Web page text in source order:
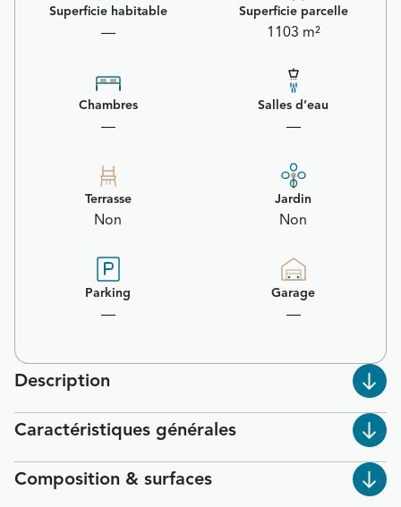
Superficie habitable
—
Superficie parcelle
1103 m²
Chambres
—
Salles d’eau
—
Terrasse
Non
Jardin
Non
Parking
—
Garage
—
Description
Caractéristiques générales
Composition & surfaces